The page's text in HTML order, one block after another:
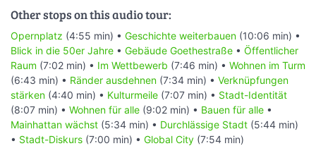
Other stops on this audio tour:
Opernplatz (4:55 min) • Geschichte weiterbauen (10:06 min) •
Blick in die 50er Jahre • Gebäude Goethestraße • Öffentlicher
Raum (7:02 min) • Im Wettbewerb (7:46 min) • Wohnen im Turm
(6:43 min) • Ränder ausdehnen (7:34 min) • Verknüpfungen
stärken (4:40 min) • Kulturmeile (7:07 min) • Stadt-Identität
(8:07 min) • Wohnen für alle (9:02 min) • Bauen für alle •
Mainhattan wächst (5:34 min) • Durchlässige Stadt (5:44 min)
• Stadt-Diskurs (7:00 min) • Global City (7:54 min)